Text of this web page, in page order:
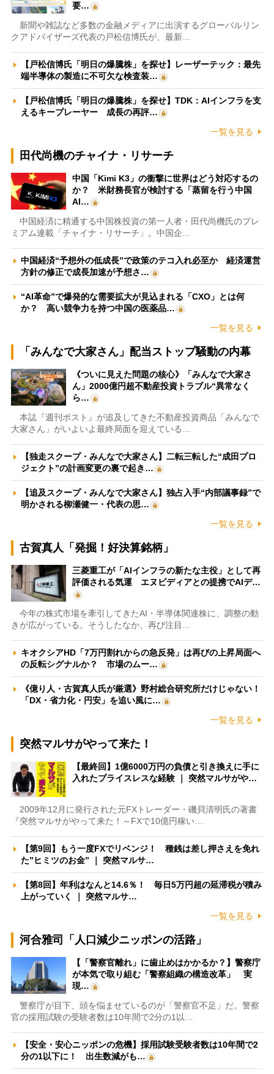
要…
新聞や雑誌など多数の金融メディアに出演するグローバルリン
クアドバイザーズ代表の戸松信博氏が、最新…
【戸松信博氏「明日の爆騰株」を探せ】レーザーテック：最先
端半導体の製造に不可欠な検査装…
【戸松信博氏「明日の爆騰株」を探せ】TDK：AIインフラを支
えるキープレーヤー 成長の再評…
一覧を見る
田代尚機のチャイナ・リサーチ
中国「Kimi K3」の衝撃に世界はどう対応するの
か？ 米財務長官が検討する「蒸留を行う中国
AI…
中国経済に精通する中国株投資の第一人者・田代尚機氏のプレ
ミアム連載「チャイナ・リサーチ」。中国企…
中国経済“予想外の低成長”で政策のテコ入れ必至か 経済運営
方針の修正で成長加速が予想さ…
“AI革命”で爆発的な需要拡大が見込まれる「CXO」とは何
か？ 高い競争力を持つ中国の医薬品…
一覧を見る
「みんなで大家さん」配当ストップ騒動の内幕
《ついに見えた問題の核心》「みんなで大家さ
ん」2000億円超不動産投資トラブル“異常なく
ら…
本誌『週刊ポスト』が追及してきた不動産投資商品「みんなで
大家さん」がいよいよ最終局面を迎えている…
【独走スクープ・みんなで大家さん】二転三転した“成田プロ
ジェクト”の計画変更の裏で起き…
【追及スクープ・みんなで大家さん】独占入手“内部議事録”で
明かされる柳瀬健一・代表の思…
一覧を見る
古賀真人「発掘！好決算銘柄」
三菱重工が「AIインフラの新たな主役」として再
評価される気運 エヌビディアとの提携でAIデ…
今年の株式市場を牽引してきたAI・半導体関連株に、調整の動
きが広がっている。そうしたなか、再び注目…
キオクシアHD「7万円割れからの急反発」は再びの上昇局面へ
の反転シグナルか？ 市場のムー…
《億り人・古賀真人氏が厳選》野村総合研究所だけじゃない！
「DX・省力化・円安」を追い風に…
一覧を見る
突然マルサがやって来た！
【最終回】1億6000万円の負債と引き換えに手に
入れたプライスレスな経験 ｜ 突然マルサがや…
2009年12月に発行された元FXトレーダー・磯貝清明氏の著書
『突然マルサがやって来た！～FXで10億円稼い…
【第9回】もう一度FXでリベンジ！ 種銭は差し押さえを免れ
た”ヒミツのお金” ｜ 突然マルサ…
【第8回】年利はなんと14.6％！ 毎日5万円超の延滞税が積み
上がっていく ｜ 突然マルサ…
一覧を見る
河合雅司「人口減少ニッポンの活路」
【「警察官離れ」に歯止めはかかるか？】警察庁
が本気で取り組む「警察組織の構造改革」 実
現…
警察庁が目下、頭を悩ませているのが「警察官不足」だ。警察
官の採用試験の受験者数は10年間で2分の1以…
【安全・安心ニッポンの危機】採用試験受験者数は10年間で2
分の1以下に！ 出生数減がも…